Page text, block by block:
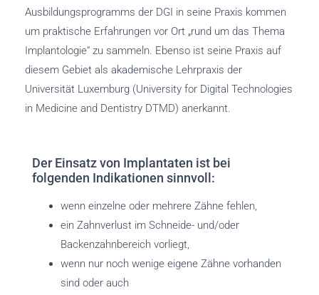
Ausbildungsprogramms der DGI in seine Praxis kommen
um praktische Erfahrungen vor Ort „rund um das Thema
Implantologie“ zu sammeln. Ebenso ist seine Praxis auf
diesem Gebiet als akademische Lehrpraxis der
Universität Luxemburg (University for Digital Technologies
in Medicine and Dentistry DTMD) anerkannt.
Der Einsatz von Implantaten ist bei
folgenden Indikationen sinnvoll:
wenn einzelne oder mehrere Zähne fehlen,
ein Zahnverlust im Schneide- und/oder
Backenzahnbereich vorliegt,
wenn nur noch wenige eigene Zähne vorhanden
sind oder auch